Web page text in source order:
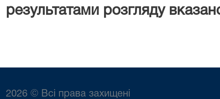
результатами розгляду
2026 © Всі права захищені